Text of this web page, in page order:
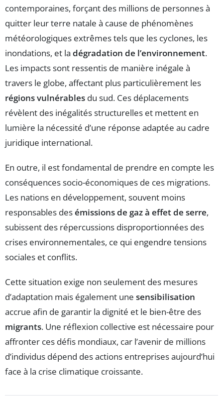
contemporaines, forçant des millions de personnes à
quitter leur terre natale à cause de phénomènes
météorologiques extrêmes tels que les cyclones, les
inondations, et la dégradation de l’environnement.
Les impacts sont ressentis de manière inégale à
travers le globe, affectant plus particulièrement les
régions vulnérables du sud. Ces déplacements
révèlent des inégalités structurelles et mettent en
lumière la nécessité d’une réponse adaptée au cadre
juridique international.
En outre, il est fondamental de prendre en compte les
conséquences socio-économiques de ces migrations.
Les nations en développement, souvent moins
responsables desémissions de gaz à effet de serre,
subissent des répercussions disproportionnées des
crises environnementales, ce qui engendre tensions
sociales et conflits.
Cette situation exige non seulement des mesures
d’adaptation mais également une sensibilisation
accrue afin de garantir la dignité et le bien-être des
migrants. Une réflexion collective est nécessaire pour
affronter ces défis mondiaux, car l’avenir de millions
d’individus dépend des actions entreprises aujourd’hui
face à la crise climatique croissante.